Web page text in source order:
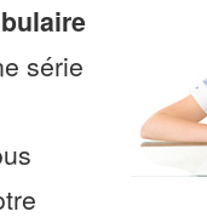
série